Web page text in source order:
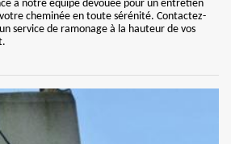
à notre équipe dévouée pour un entretien
cheminée en toute sérénité. Contactez-
service de ramonage à la hauteur de vos